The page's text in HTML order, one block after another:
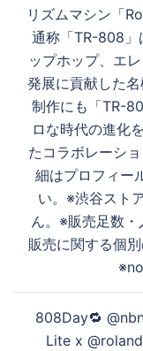
ー
シ
ョ
ン
リズムマシン「
通称「TR-808」
ップホップ、エ
発展に貢献した
制作にも「TR-
ロな時代の進化
たコラボレーシ
細はプロフィー
い。※渋谷スト
ん。※販売足数・
販売に関する個
808Day︎🔁
Lite x